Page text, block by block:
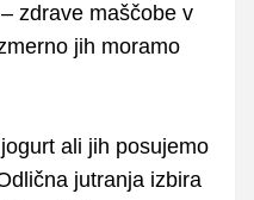
zdrave maščobe v
jih moramo
ali jih posujemo
jutranja izbira